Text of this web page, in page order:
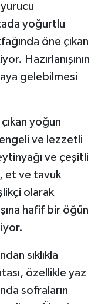
yoğurtlu
öne çıkan
Hazırlanışının
gelebilmesi
yoğun
ve lezzetli
ve çeşitli
et ve tavuk
olarak
hafif bir öğün
sıklıkla
özellikle yaz
sofraların